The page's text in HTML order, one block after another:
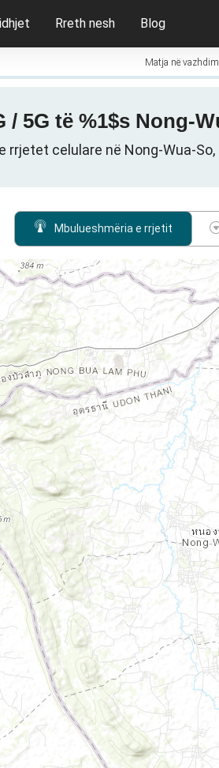
Rreth nesh Blog
Matja në vazhdim
/ 5G të %1$s Nong-
rrjetet celulare në Nong-Wua-
Mbulueshmëria e rrjetit